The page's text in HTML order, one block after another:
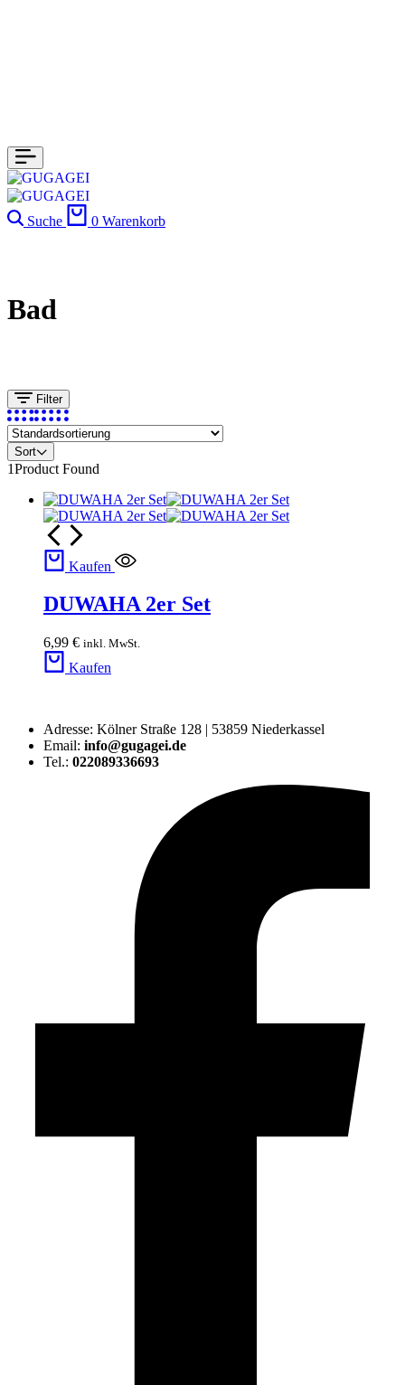
Suche 0 Warenkorb
Bad
Filter
Sort
1Product Found
Kaufen
DUWAHA 2er Set
6,99 € inkl. MwSt.
Kaufen
Adresse: Kölner Straße 128 | 53859 Niederkassel
Email: info@gugagei.de
Tel.: 022089336693